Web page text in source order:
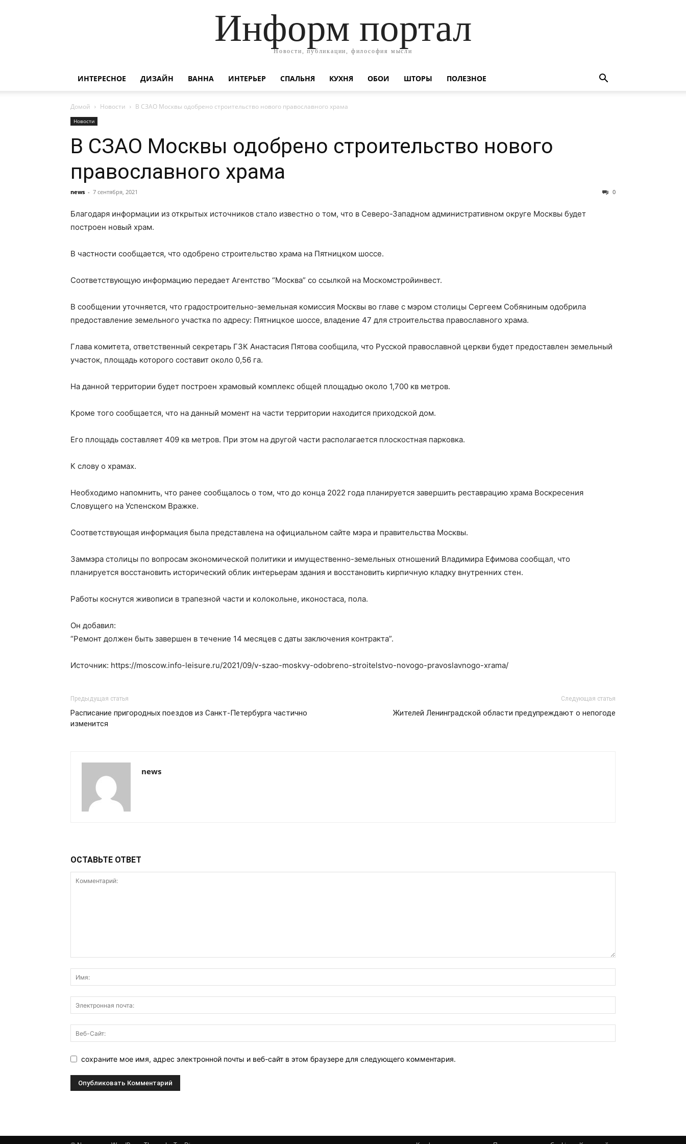
Информ портал
Новости, публикации, философия мысли
ИНТЕРЕСНОЕ ДИЗАЙН ВАННА ИНТЕРЬЕР СПАЛЬНЯ КУХНЯ ОБОИ ШТОРЫ ПОЛЕЗНОЕ
Домой Новости В СЗАО Москвы одобрено строительство нового православного храма
Новости
В СЗАО Москвы одобрено строительство нового
православного храма
news - 7 сентября, 2021 0
Благодаря информации из открытых источников стало известно о том, что в Северо-Западном административном округе Москвы будет
построен новый храм.
В частности сообщается, что одобрено строительство храма на Пятницком шоссе.
Соответствующую информацию передает Агентство “Москва” со ссылкой на Москомстройинвест.
В сообщении уточняется, что градостроительно-земельная комиссия Москвы во главе с мэром столицы Сергеем Собяниным одобрила
предоставление земельного участка по адресу: Пятницкое шоссе, владение 47 для строительства православного храма.
Глава комитета, ответственный секретарь ГЗК Анастасия Пятова сообщила, что Русской православной церкви будет предоставлен земельный
участок, площадь которого составит около 0,56 га.
На данной территории будет построен храмовый комплекс общей площадью около 1,700 кв метров.
Кроме того сообщается, что на данный момент на части территории находится приходской дом.
Его площадь составляет 409 кв метров. При этом на другой части располагается плоскостная парковка.
К слову о храмах.
Необходимо напомнить, что ранее сообщалось о том, что до конца 2022 года планируется завершить реставрацию храма Воскресения
Словущего на Успенском Вражке.
Соответствующая информация была представлена на официальном сайте мэра и правительства Москвы.
Заммэра столицы по вопросам экономической политики и имущественно-земельных отношений Владимира Ефимова сообщал, что
планируется восстановить исторический облик интерьерам здания и восстановить кирпичную кладку внутренних стен.
Работы коснутся живописи в трапезной части и колокольне, иконостаса, пола.
Он добавил:
“Ремонт должен быть завершен в течение 14 месяцев с даты заключения контракта”.
Источник: https://moscow.info-leisure.ru/2021/09/v-szao-moskvy-odobreno-stroitelstvo-novogo-pravoslavnogo-xrama/
Предыдущая статья
Расписание пригородных поездов из Санкт-Петербурга частично
изменится
Следующая статья
Жителей Ленинградской области предупреждают о непогоде
news
ОСТАВЬТЕ ОТВЕТ
сохраните мое имя, адрес электронной почты и веб-сайт в этом браузере для следующего комментария.